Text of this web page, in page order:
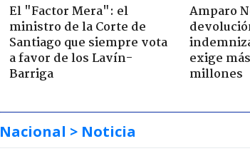
El "Factor Mera": el
ministro de la Corte de
Santiago que siempre vota
a favor de los Lavín-
Barriga
Amparo
exige
millones
Nacional > Noticia